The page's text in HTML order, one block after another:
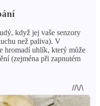
když jej vaše senzory
než paliva). V
hromadí uhlík, který může
(zejména při zapnutém